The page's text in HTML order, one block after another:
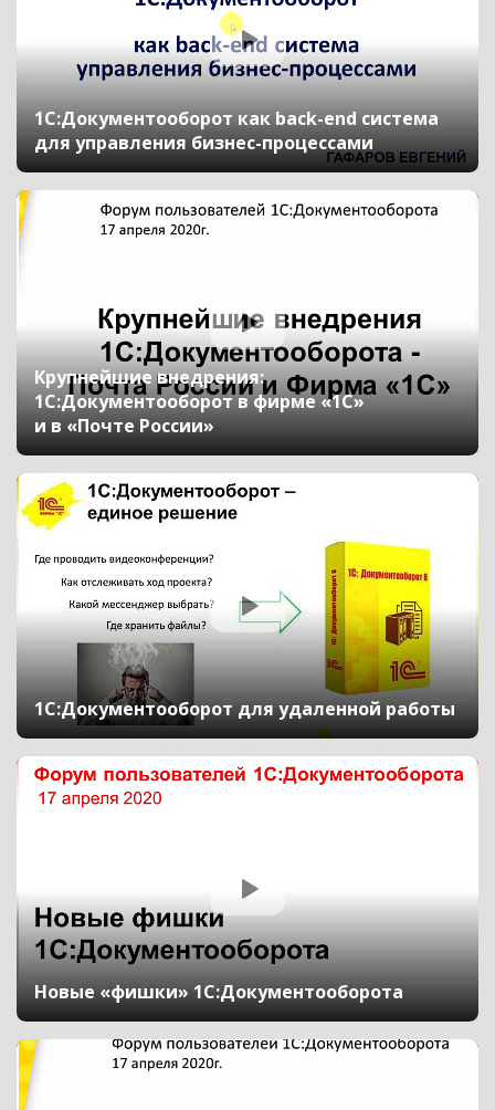
1С:Документооборот как back-end система
для управления бизнес-процессами
Крупнейшие внедрения:
1С:Документооборот в фирме «1С»
и в «Почте России»
1С:Документооборот для удаленной работы
Новые «фишки» 1С:Документооборота